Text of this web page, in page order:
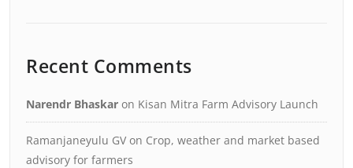
Recent Comments
Narendr Bhaskar on Kisan Mitra Farm Advisory Launch
Ramanjaneyulu GV on Crop, weather and market based
advisory for farmers